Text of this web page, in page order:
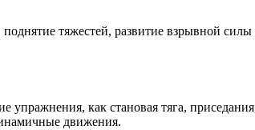
тяжестей, развитие взрывной
упражнения, как становая тяга,
движения.